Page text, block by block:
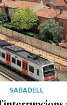
SABADELL